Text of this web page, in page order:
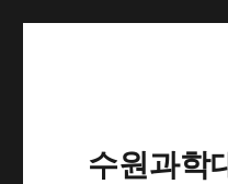
수원과학